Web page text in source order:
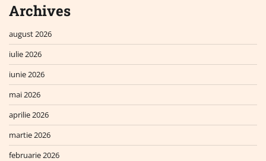
Archives
august 2026
iulie 2026
iunie 2026
mai 2026
aprilie 2026
martie 2026
februarie 2026